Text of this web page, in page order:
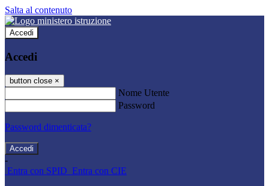
Salta al contenuto
Accedi
Accedi
button close ×
Nome Utente
Password
Password dimenticata?
-
Entra con SPID Entra con CIE